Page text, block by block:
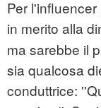
Per
in merito alla
ma sarebbe il
sia qualcosa
conduttrice: